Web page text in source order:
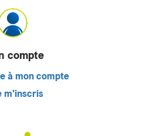
compte
à mon compte
m'inscris